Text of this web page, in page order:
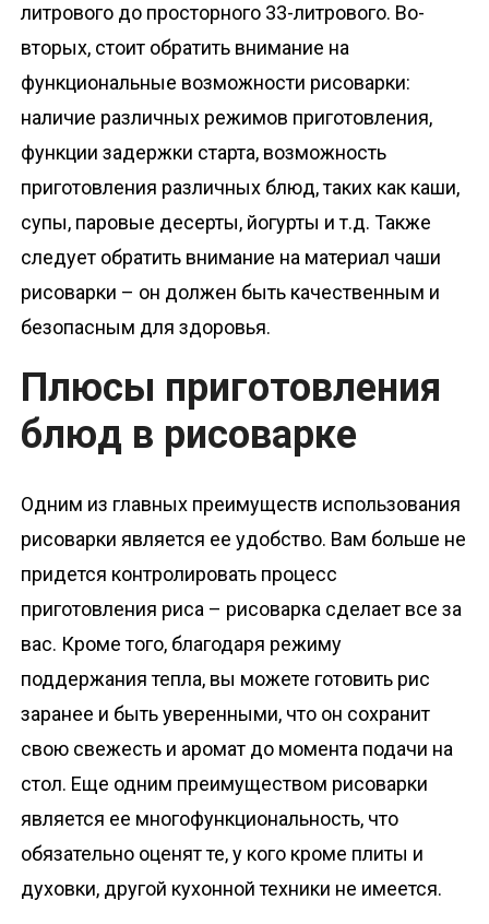
литрового до просторного 33-литрового. Во-
вторых, стоит обратить внимание на
функциональные возможности рисоварки:
наличие различных режимов приготовления,
функции задержки старта, возможность
приготовления различных блюд, таких как каши,
супы, паровые десерты, йогурты и т.д. Также
следует обратить внимание на материал чаши
рисоварки – он должен быть качественным и
безопасным для здоровья.
Плюсы приготовления
блюд в рисоварке
Одним из главных преимуществ использования
рисоварки является ее удобство. Вам больше не
придется контролировать процесс
приготовления риса – рисоварка сделает все за
вас. Кроме того, благодаря режиму
поддержания тепла, вы можете готовить рис
заранее и быть уверенными, что он сохранит
свою свежесть и аромат до момента подачи на
стол. Еще одним преимуществом рисоварки
является ее многофункциональность, что
обязательно оценят те, у кого кроме плиты и
духовки, другой кухонной техники не имеется.